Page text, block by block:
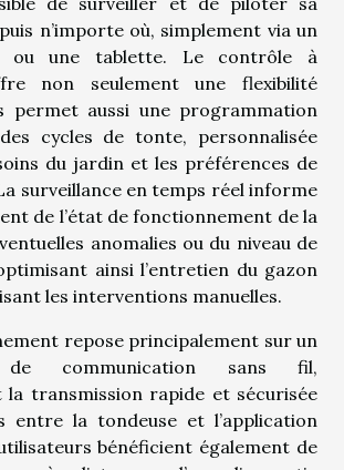
n’importe où, simplement via un
ou une tablette. Le contrôle à
non seulement une flexibilité
permet aussi une programmation
cycles de tonte, personnalisée
du jardin et les préférences de
surveillance en temps réel informe
de l’état de fonctionnement de la
anomalies ou du niveau de
ainsi l’entretien du gazon
les interventions manuelles.
repose principalement sur un
de communication sans fil,
la transmission rapide et sécurisée
entre la tondeuse et l’application
bénéficient également de